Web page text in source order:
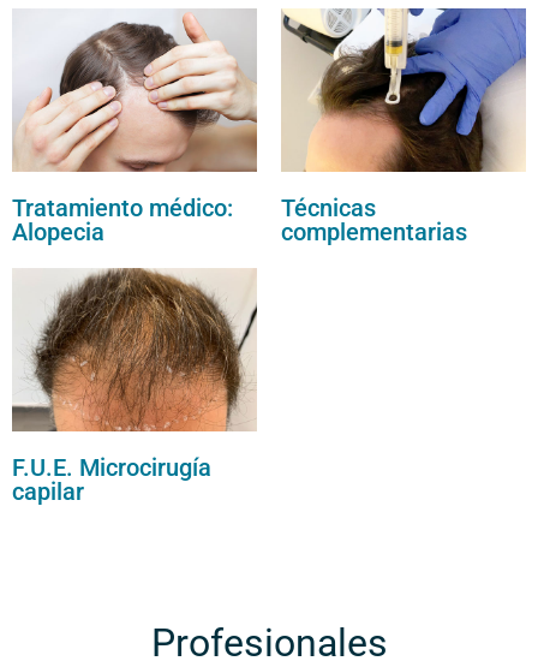
Tratamiento médico:
Alopecia
Técnicas
complementarias
F.U.E. Microcirugía
capilar
Profesionales